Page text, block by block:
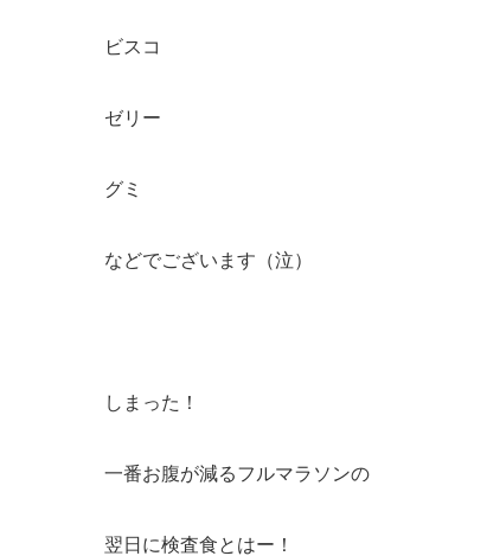
ビスコ
ゼリー
グミ
などでございます（泣）
しまった！
一番お腹が減るフルマラソンの
翌日に検査食とはー！